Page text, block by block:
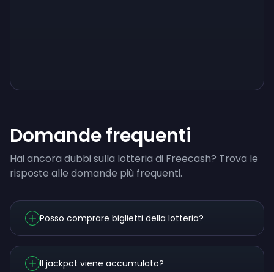
Domande frequenti
Hai ancora dubbi sulla lotteria di Freecash? Trova le
risposte alle domande più frequenti.
Posso comprare biglietti della lotteria?
Il jackpot viene accumulato?